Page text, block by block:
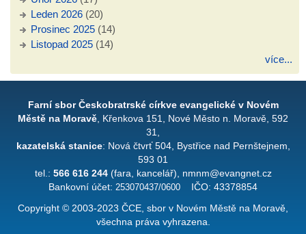
Leden 2026 (20)
Prosinec 2025 (14)
Listopad 2025 (14)
více...
Farní sbor Českobratrské církve evangelické v Novém
Městě na Moravě , Křenkova 151, Nové Město n. Moravě, 592
31,
kazatelská stanice: Nová čtvrť 504, Bystřice nad Pernštejnem,
593 01
tel.: 566 616 244(fara, kancelář), nmnm@evangnet.cz
Bankovní účet: 253070437/0600 IČO: 43378854
Copyright © 2003-2023 ČCE, sbor v Novém Městě na Moravě,
všechna práva vyhrazena.